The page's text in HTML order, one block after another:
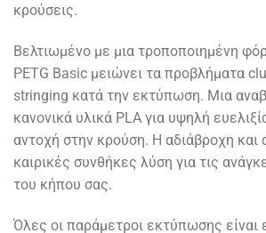
κρούσεις.
Βελτιωμένο με μια τροποποιημένη
PETG Basic μειώνει τα προβλήματα
stringing κατά την εκτύπωση. Μια
κανονικά υλικά PLA για υψηλή
αντοχή στην κρούση. Η αδιάβροχη και
καιρικές συνθήκες λύση για τις
του κήπου σας.
Όλες οι παράμετροι εκτύπωσης